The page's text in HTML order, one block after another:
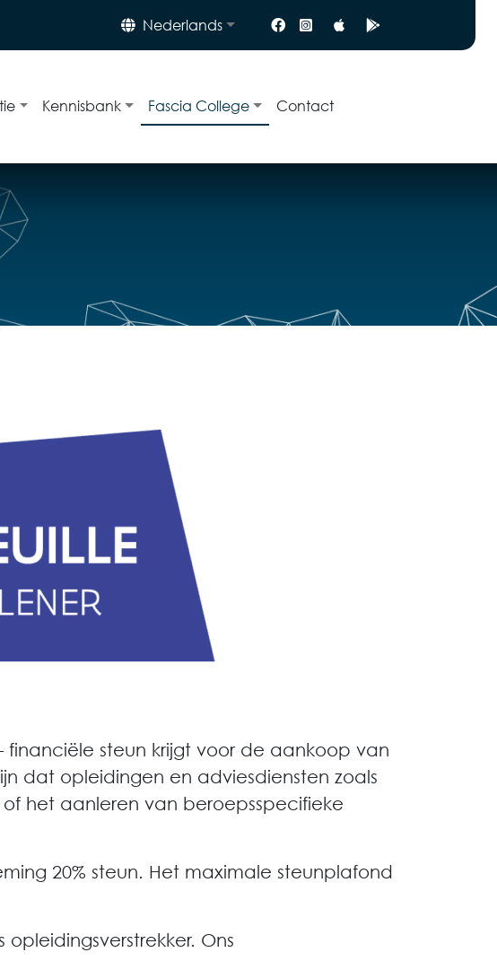
Nederlands
Kennisbank Fascia College Contact
steun krijgt voor de aankoop van
dat opleidingen en adviesdiensten zoals
het aanleren van beroepsspecifieke
20% steun. Het maximale steunplafond
Ons